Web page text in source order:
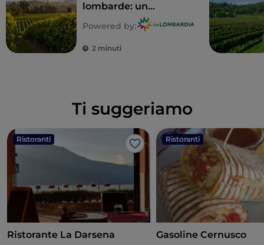
lombarde: un
territorio tutto da
gustare
Powered by:
2 minuti
Ti suggeriamo
Ristoranti
Like
Ristorante La Darsena
Ristoranti
Gasoline Cernusco